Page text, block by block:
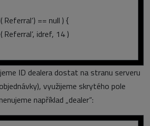
== null ) {
idref, 14 )
ID dealera dostat na stranu serveru
využijeme skrytého pole
například „dealer“: